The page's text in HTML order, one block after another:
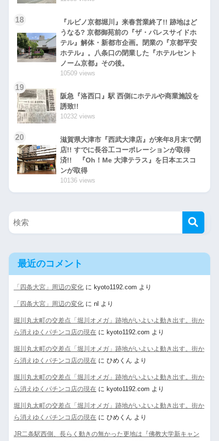
18
『ルビノ京都堀川』来春営業終了!! 跡地はど
うなる? 京都御苑前の『ザ・パレスサイドホ
テル』解体・新都市企画。閉業の『京都平安
ホテル』。八条口の閉業した『ホテルセント
ノーム京都』その後。
10509 views
19
阪急『洛西口』駅 西側にホテルや商業施設を
誘致!!
10232 views
20
滋賀県大津市『西武大津店』が来年8月末で閉
店!! すでに長谷工コーポレーションが取得
済!! 『Oh！Me 大津テラス』を日本エスコ
ンが取得
10136 views
最近のコメント
「四条大宮」周辺の変化に kyoto1192.com より
「四条大宮」周辺の変化に nl より
堀川丸太町の交差点「堀川オメガ」跡地がいよいよ動き出す。街か
ら消えゆくパチンコ店の現在 に kyoto1192.com より
堀川丸太町の交差点「堀川オメガ」跡地がいよいよ動き出す。街か
ら消えゆくパチンコ店の現在 に ひめくん より
堀川丸太町の交差点「堀川オメガ」跡地がいよいよ動き出す。街か
ら消えゆくパチンコ店の現在 に kyoto1192.com より
堀川丸太町の交差点「堀川オメガ」跡地がいよいよ動き出す。街か
ら消えゆくパチンコ店の現在 に ひめくん より
JR二条駅西側、長らく動きの無かった更地は『佛教大学新キャン